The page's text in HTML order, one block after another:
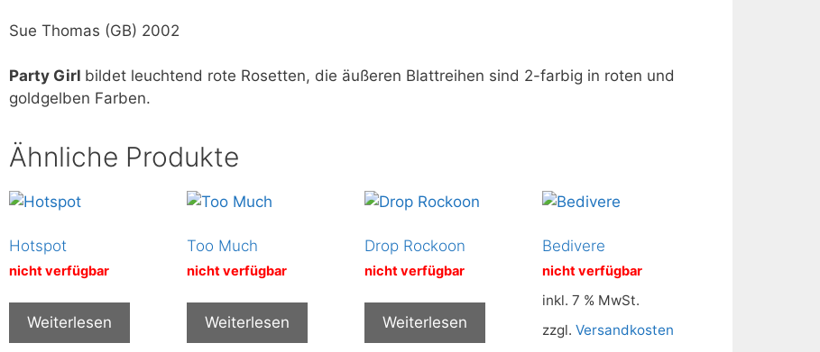
Sue Thomas (GB) 2002
Party Girl bildet leuchtend rote Rosetten, die äußeren Blattreihen sind 2-farbig in roten und
goldgelben Farben.
Ähnliche Produkte
Hotspot
nicht verfügbar
Weiterlesen
Too Much
nicht verfügbar
Weiterlesen
Drop Rockoon
nicht verfügbar
Weiterlesen
Bedivere
nicht verfügbar
inkl. 7 % MwSt.
zzgl. Versandkosten